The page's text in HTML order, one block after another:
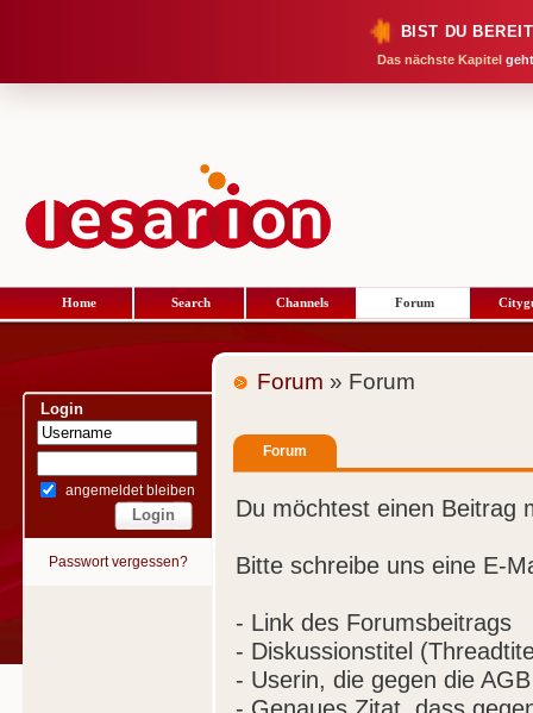
BIST DU
Das nächste Kapitel
Home Search Channels Forum
Login
angemeldet bleiben
Passwort vergessen?
Forum » Forum
Forum
Du möchtest einen Beitrag
Bitte schreibe uns eine E-
- Link des Forumsbeitrags
- Diskussionstitel
- Userin, die gegen die